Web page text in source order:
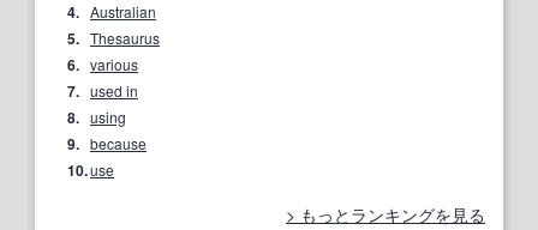
4. Australian
5. Thesaurus
6. various
7. used in
8. using
9. because
10.use
もっとランキングを見る